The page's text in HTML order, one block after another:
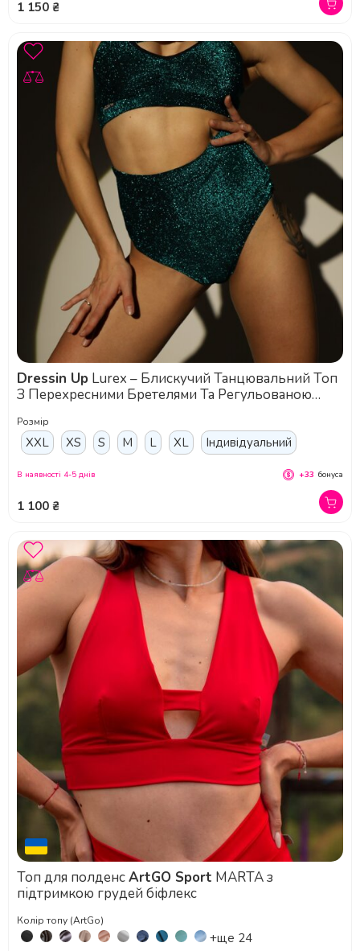
1 150 ₴
Dressin Up
З Перехресними Бретелями Та Регульованою
Розмір
XXL XS S M L XL Індивідуальний
1 100 ₴
В наявності 4-5 днів +33 бонуса
Топ для полденсArtGO Sport MARTA з
підтримкою грудей біфлекс
Колір топу (ArtGo)
+ще 24